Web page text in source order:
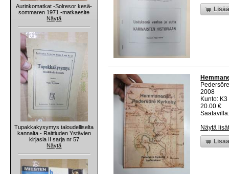
Aurinkomatkat -Solresor kesä-
sommaren 1971 -matkaesite
Näytä
Tupakkakysymys taloudelliselta
kannalta - Raittiuden Ystävien
kirjasia II sarja nr 57
Näytä
2008
Kunto:
20.00 €
Näytä